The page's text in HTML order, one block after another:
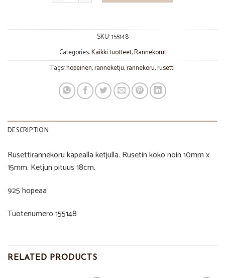
SKU:155148
Categories:Kaikki tuotteet,Rannekorut
Tags:hopeinen,ranneketju,rannekoru,rusetti
DESCRIPTION
Rusettirannekoru kapealla ketjulla. Rusetin koko noin 10mm x
15mm. Ketjun pituus 18cm.
925 hopeaa
Tuotenumero 155148
RELATED PRODUCTS